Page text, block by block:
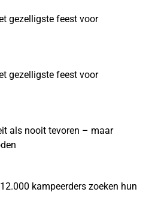
gezelligste feest voor
gezelligste feest voor
als nooit tevoren – maar
kampeerders zoeken hun